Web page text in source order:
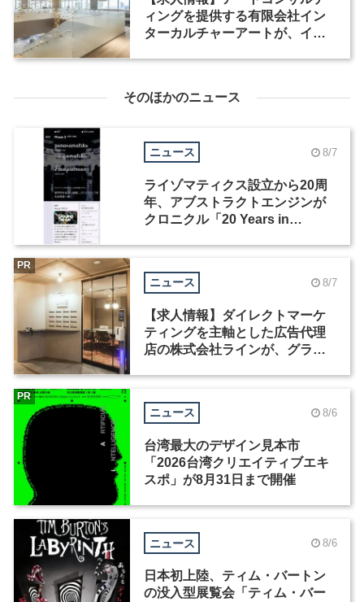
ィングを提供する有限会社イン
ターカルチャーアートが、イン
そのほかのニュース
ニュース 8/7
ライゾマティクス設立から20周
年、アブストラクトエンジンが
クロニクル「20 Years in
ニュース 8/7
【求人情報】ダイレクトマーケ
ティングを主軸とした広告代理
店の株式会社ラインが、グラフ
PR
ニュース 8/6
台湾最大のデザイン見本市
「2026台湾クリエイティブエキ
スポ」が8月31日まで開催
PR
ニュース 8/6
日本初上陸、ティム・バートン
の没入型展覧会「ティム・バー